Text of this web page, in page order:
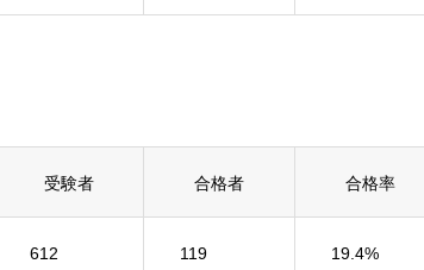
受験者 合格者 合格率
612 119 19.4%